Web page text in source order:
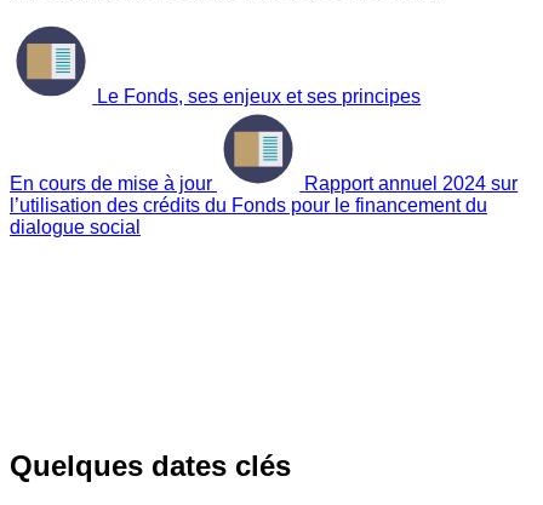
Le Fonds, ses enjeux et ses principes
En cours de mise à jour
Rapport annuel 2024 sur
l’utilisation des crédits du Fonds pour le financement du
dialogue social
Quelques dates clés